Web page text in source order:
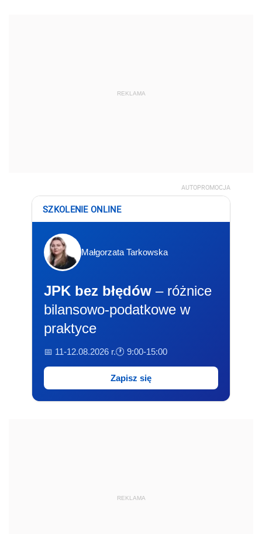
REKLAMA
AUTOPROMOCJA
SZKOLENIE ONLINE
Małgorzata Tarkowska
JPK bez błędów – różnice
bilansowo-podatkowe w
praktyce
📅 11-12.08.2026 r.🕐 9:00-15:00
Zapisz się
REKLAMA